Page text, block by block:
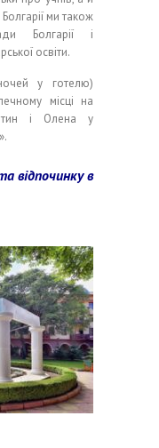
ми також
Болгарії і
освіти.
у готелю)
місці на
і Олена у
відпочинку в